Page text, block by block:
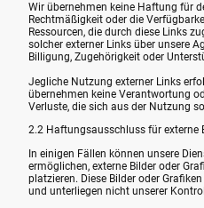
Wir übernehmen keine Haftung für
Rechtmäßigkeit oder die
Ressourcen, die durch diese Links
solcher externer Links über unsere
Billigung, Zugehörigkeit oder
Jegliche Nutzung externer Links
übernehmen keine Verantwortung
Verluste, die sich aus der Nutzung
2.2 Haftungsausschluss für externe
In einigen Fällen können unsere
ermöglichen, externe Bilder oder
platzieren. Diese Bilder oder
und unterliegen nicht unserer